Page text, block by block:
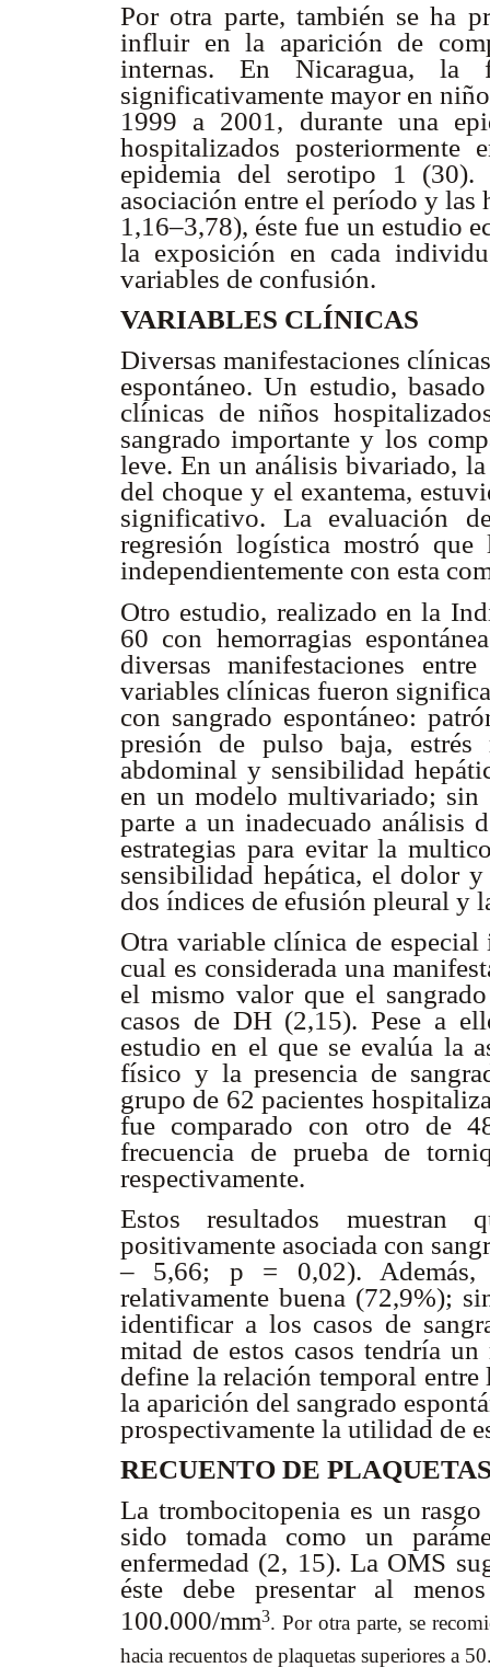
Por otra parte, también se ha
influir en la aparición de
internas. En Nicaragua, la
significativamente mayor en
1999 a 2001, durante una
hospitalizados
epidemia del serotipo 1
asociación entre el período y
1,16–3,78), éste fue un estudio
la exposición en cada
variables de confusión.
VARIABLES CLÍNICAS
Diversas manifestaciones
espontáneo. Un estudio,
clínicas de niños
sangrado importante y los
leve. En un análisis bivariado,
del choque y el exantema,
significativo. La evaluación
regresión logística mostró que
independientemente con esta
Otro estudio, realizado en la
60 con hemorragias
diversas manifestaciones
variables clínicas fueron
con sangrado espontáneo:
presión de pulso baja, estrés
abdominal y sensibilidad
en un modelo multivariado; sin
parte a un inadecuado análisis
estrategias para evitar la
sensibilidad hepática, el dolor
dos índices de efusión pleural y
Otra variable clínica de
cual es considerada una
el mismo valor que el
casos de DH (2,15). Pese a
estudio en el que se evalúa la
físico y la presencia de
grupo de 62 pacientes
fue comparado con otro de
frecuencia de prueba de
respectivamente.
Estos resultados
positivamente asociada con
– 5,66; p = 0,02). Además,
relativamente buena (72,9%);
identificar a los casos de
mitad de estos casos tendría
define la relación temporal
la aparición del sangrado
prospectivamente la utilidad de
RECUENTO DE
La trombocitopenia es un
sido tomada como un
enfermedad (2, 15). La OMS
éste debe presentar al
100.000/mm3. Por otra parte, se
hacia recuentos de plaquetas superiores a